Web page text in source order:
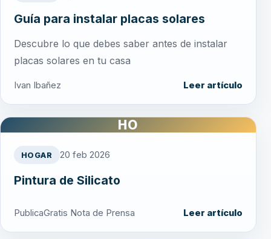
Guía para instalar placas solares
Descubre lo que debes saber antes de instalar
placas solares en tu casa
Ivan Ibañez Leer artículo
HO
HOGAR 20 feb 2026
Pintura de Silicato
PublicaGratis Nota de Prensa Leer artículo